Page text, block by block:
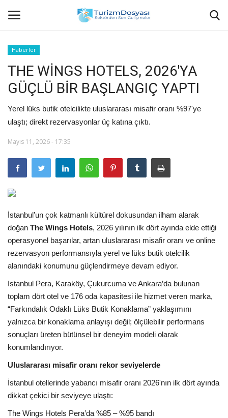
Anasayfa
Bize Ulaşın
Künye
Halil ÖNCÜ kimdir?
KVKK Aydınlatma Metni
Haberler
Görüntülü
Araştırma - İnceleme
Röportajlar
Gezi - Yorum
Sizlerden Gelenler
Yorumlar
Haberler
THE WİNGS HOTELS, 2026'YA
GÜÇLÜ BİR BAŞLANGIÇ YAPTI
Yerel lüks butik otelcilikte uluslararası misafir oranı %97'ye
ulaştı; direkt rezervasyonlar üç katına çıktı.
Mayıs 11, 2026 - 17:35
İstanbul’un çok katmanlı kültürel dokusundan ilham alarak
doğan The Wings Hotels, 2026 yılının ilk dört ayında elde ettiği
operasyonel başarılar, artan uluslararası misafir oranı ve online
rezervasyon performansıyla yerel ve lüks butik otelcilik
alanındaki konumunu güçlendirmeye devam ediyor.
Istanbul Pera, Karaköy, Çukurcuma ve Ankara’da bulunan
toplam dört otel ve 176 oda kapasitesi ile hizmet veren marka,
“Farkındalık Odaklı Lüks Butik Konaklama” yaklaşımını
yalnızca bir konaklama anlayışı değil; ölçülebilir performans
sonuçları üreten bütünsel bir deneyim modeli olarak
konumlandırıyor.
Uluslararası misafir oranı rekor seviyelerde
İstanbul otellerinde yabancı misafir oranı 2026'nın ilk dört ayında
dikkat çekici bir seviyeye ulaştı:
The Wings Hotels Pera’da %85 – %95 bandı